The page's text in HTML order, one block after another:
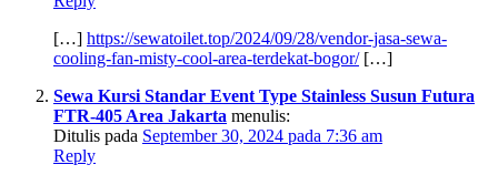
[…] https://sewatoilet.top/2024/09/28/vendor-jasa-sewa-
cooling-fan-misty-cool-area-terdekat-bogor/[…]
Sewa Kursi Standar Event Type Stainless Susun Futura
FTR-405 Area Jakarta menulis:
Ditulis pada September 30, 2024 pada 7:36 am
Reply